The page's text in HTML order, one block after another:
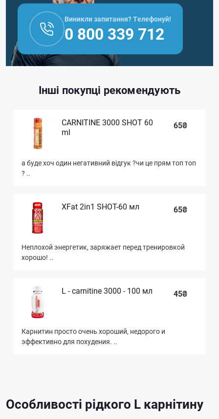
Виникли запитання? Телефонуй!
0 800 339 712
Інші покупці рекомендують
CARNITINE 3000 SHOT 60
ml
65₴
а буде хоч один негативний відгук ?чи це прям топ топ
? ..
XFat 2in1 SHOT-60 мл 65₴
Неплохой энергетик, заряжает перед тренировкой
хорошо! ..
L - carnitine 3000 - 100 мл 45₴
Карнитин просто очень хороший, недорого и
эффективно для похудения. ..
Особливості рідкого L карнітину